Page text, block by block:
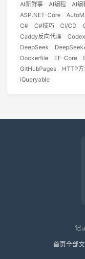
AI新鲜事
AI编程 AI编
ASP.NET-Core
C#
C#技巧 CI/CD
Caddy反向代理
DeepSeek
Dockerfile
EF-Core
GitHubPages
HTTP
IQueryable
记
首页全部